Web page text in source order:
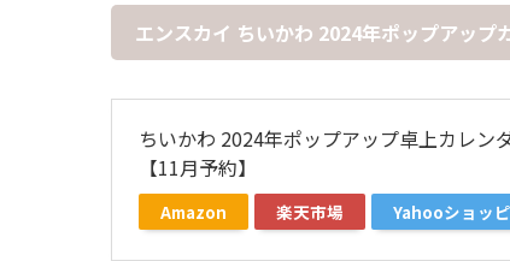
エンスカイ ちいかわ 2024年ポップアップ
ちいかわ 2024年ポップアップ卓上カレ
【11月予約】
Amazon 楽天市場 Yahooショッ